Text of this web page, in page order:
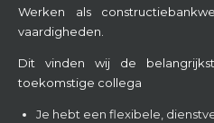
Werken als
vaardigheden.
Dit vinden wij de
toekomstige collega
Je hebt een flexibele,